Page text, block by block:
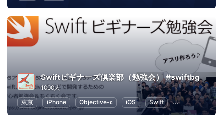
Swiftビギナーズ倶楽部（勉強会） #swiftbg
1000人
東京
iPhone Objective-c iOS Swift プログラミング